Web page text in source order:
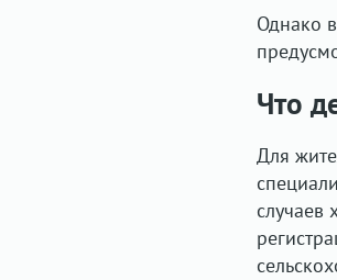
Однако
Что
Для
случаев